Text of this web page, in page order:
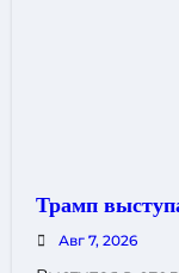
Трамп
Авг 7, 2026